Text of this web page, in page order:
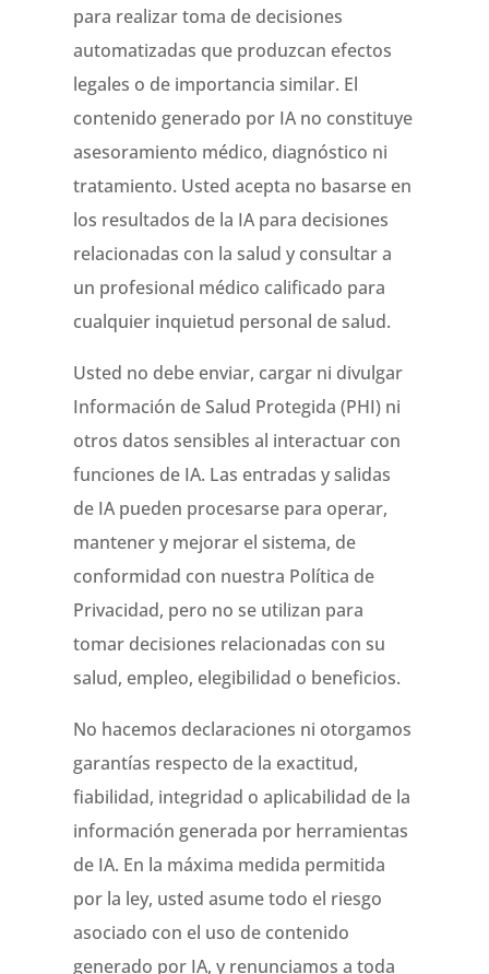
para realizar toma de decisiones
automatizadas que produzcan efectos
legales o de importancia similar. El
contenido generado por IA no constituye
asesoramiento médico, diagnóstico ni
tratamiento. Usted acepta no basarse en
los resultados de la IA para decisiones
relacionadas con la salud y consultar a
un profesional médico calificado para
cualquier inquietud personal de salud.
Usted no debe enviar, cargar ni divulgar
Información de Salud Protegida (PHI) ni
otros datos sensibles al interactuar con
funciones de IA. Las entradas y salidas
de IA pueden procesarse para operar,
mantener y mejorar el sistema, de
conformidad con nuestra Política de
Privacidad, pero no se utilizan para
tomar decisiones relacionadas con su
salud, empleo, elegibilidad o beneficios.
No hacemos declaraciones ni otorgamos
garantías respecto de la exactitud,
fiabilidad, integridad o aplicabilidad de la
información generada por herramientas
de IA. En la máxima medida permitida
por la ley, usted asume todo el riesgo
asociado con el uso de contenido
generado por IA, y renunciamos a toda